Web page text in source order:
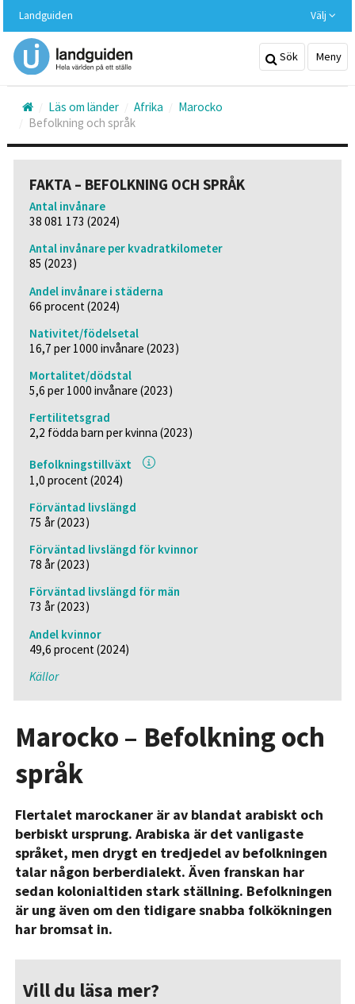
huvudinnehållet
Landguiden Välj
Sök Meny
Läs om länder Afrika
Marocko
Befolkning och språk
FAKTA – BEFOLKNING OCH SPRÅK
Antal invånare
38 081 173 (2024)
Antal invånare per kvadratkilometer
85 (2023)
Andel invånare i städerna
66 procent (2024)
Nativitet/födelsetal
16,7 per 1000 invånare (2023)
Mortalitet/dödstal
5,6 per 1000 invånare (2023)
Fertilitetsgrad
2,2 födda barn per kvinna (2023)
Befolkningstillväxt
1,0 procent (2024)
Förväntad livslängd
75 år (2023)
Förväntad livslängd för kvinnor
78 år (2023)
Förväntad livslängd för män
73 år (2023)
Andel kvinnor
49,6 procent (2024)
Källor
Marocko – Befolkning och
språk
Flertalet marockaner är av blandat arabiskt och
berbiskt ursprung. Arabiska är det vanligaste
språket, men drygt en tredjedel av befolkningen
talar någon berberdialekt. Även franskan har
sedan kolonialtiden stark ställning. Befolkningen
är ung även om den tidigare snabba folkökningen
har bromsat in.
Vill du läsa mer?